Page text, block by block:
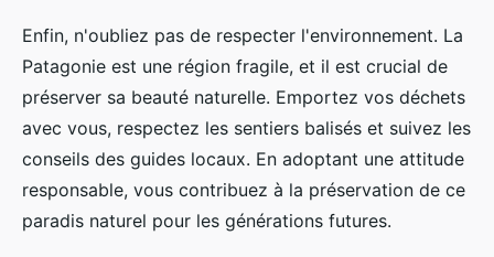
Enfin, n'oubliez pas de respecter l'environnement. La
Patagonie est une région fragile, et il est crucial de
préserver sa beauté naturelle. Emportez vos déchets
avec vous, respectez les sentiers balisés et suivez les
conseils des guides locaux. En adoptant une attitude
responsable, vous contribuez à la préservation de ce
paradis naturel pour les générations futures.